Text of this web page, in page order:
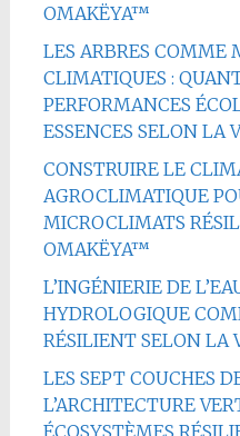
OMAKËYA™
LES ARBRES COMME
CLIMATIQUES :
PERFORMANCES
ESSENCES SELON LA
CONSTRUIRE LE
AGROCLIMATIQUE
MICROCLIMATS
OMAKËYA™
L’INGÉNIERIE DE
HYDROLOGIQUE
RÉSILIENT SELON LA
LES SEPT COUCHES
L’ARCHITECTURE
ÉCOSYSTÈMES